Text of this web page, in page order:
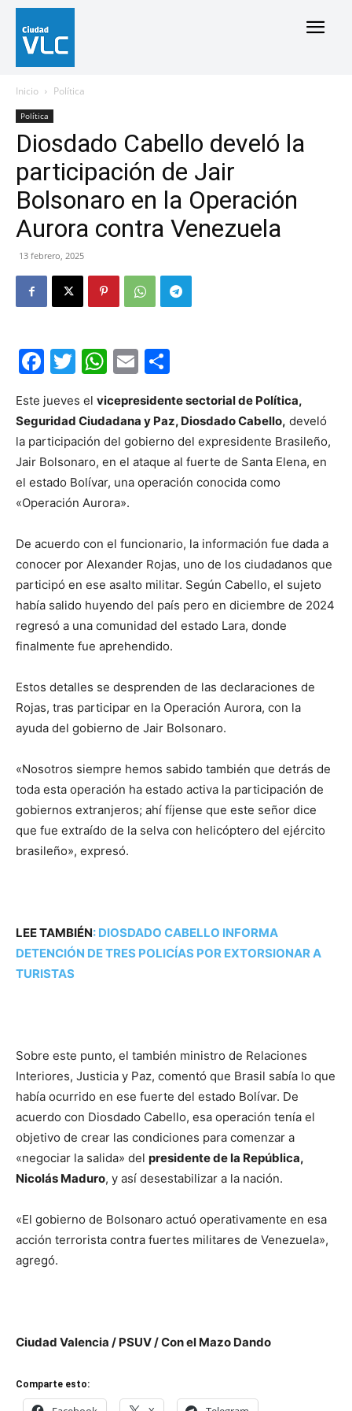
Inicio Política
Política
Diosdado Cabello develó la
participación de Jair
Bolsonaro en la Operación
Aurora contra Venezuela
13 febrero, 2025
Facebook
Twitter
WhatsApp
Email
Este jueves el vicepresidente sectorial de Política,
Seguridad Ciudadana y Paz, Diosdado Cabello, develó
la participación del gobierno del expresidente Brasileño,
Jair Bolsonaro, en el ataque al fuerte de Santa Elena, en
el estado Bolívar, una operación conocida como
«Operación Aurora».
De acuerdo con el funcionario, la información fue dada a
conocer por Alexander Rojas, uno de los ciudadanos que
participó en ese asalto militar. Según Cabello, el sujeto
había salido huyendo del país pero en diciembre de 2024
regresó a una comunidad del estado Lara, donde
finalmente fue aprehendido.
Estos detalles se desprenden de las declaraciones de
Rojas, tras participar en la Operación Aurora, con la
ayuda del gobierno de Jair Bolsonaro.
«Nosotros siempre hemos sabido también que detrás de
toda esta operación ha estado activa la participación de
gobiernos extranjeros; ahí fíjense que este señor dice
que fue extraído de la selva con helicóptero del ejército
brasileño», expresó.
LEE TAMBIÉN: DIOSDADO CABELLO INFORMA
DETENCIÓN DE TRES POLICÍAS POR EXTORSIONAR A
TURISTAS
Sobre este punto, el también ministro de Relaciones
Interiores, Justicia y Paz, comentó que Brasil sabía lo que
había ocurrido en ese fuerte del estado Bolívar. De
acuerdo con Diosdado Cabello, esa operación tenía el
objetivo de crear las condiciones para comenzar a
«negociar la salida» del presidente de la República,
Nicolás Maduro, y así desestabilizar a la nación.
«El gobierno de Bolsonaro actuó operativamente en esa
acción terrorista contra fuertes militares de Venezuela»,
agregó.
Ciudad Valencia / PSUV / Con el Mazo Dando
Comparte esto: